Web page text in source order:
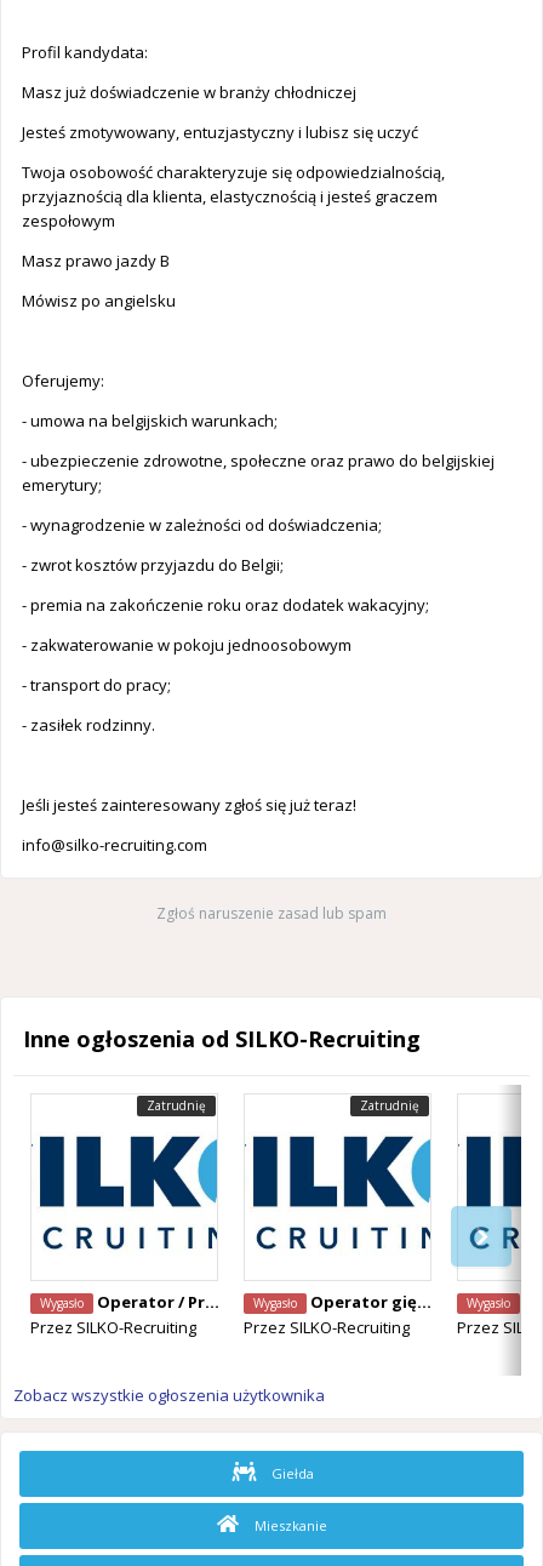
Profil kandydata:
Masz już doświadczenie w branży chłodniczej
Jesteś zmotywowany, entuzjastyczny i lubisz się uczyć
Twoja osobowość charakteryzuje się odpowiedzialnością,
przyjaznością dla klienta, elastycznością i jesteś graczem
zespołowym
Masz prawo jazdy B
Mówisz po angielsku
Oferujemy:
- umowa na belgijskich warunkach;
- ubezpieczenie zdrowotne, społeczne oraz prawo do belgijskiej
emerytury;
- wynagrodzenie w zależności od doświadczenia;
- zwrot kosztów przyjazdu do Belgii;
- premia na zakończenie roku oraz dodatek wakacyjny;
- zakwaterowanie w pokoju jednoosobowym
- transport do pracy;
- zasiłek rodzinny.
Jeśli jesteś zainteresowany zgłoś się już teraz!
info@silko-recruiting.com
Zgłoś naruszenie zasad lub spam
Inne ogłoszenia od SILKO-Recruiting
Zatrudnię
Wygasło
Operator / Programista CNC Mazak – Alken, Belgia
Przez SILKO-Recruiting
Zatrudnię
Wygasło
Operator giętarki CNC – Staden, Belgia
Przez SILKO-Recruiting
Wygasło
Przez
Zobacz wszystkie ogłoszenia użytkownika
Giełda
Mieszkanie